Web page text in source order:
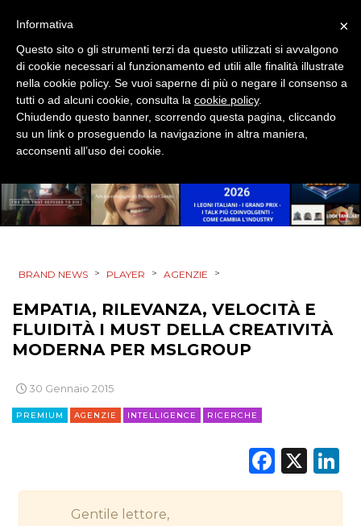
DESIGN
EVENTI
MOBILE
PUNTI VENDITA
CSR
STRATEGIE
EDITORIA
BRAND NEWS > PLAYER > AGENZIE >
EMPATIA, RILEVANZA, VELOCITÀ E
FLUIDITÀ I MUST DELLA CREATIVITÀ
MODERNA PER MSLGROUP
30 Gennaio 2015
PREMIUM AGENZIE INTELLIGENCE RICERCHE
X
Gentile lettore,
×
Informativa
Questo sito o gli strumenti terzi da questo utilizzati si avvalgono
di cookie necessari al funzionamento ed utili alle finalità illustrate
nella cookie policy. Se vuoi saperne di più o negare il consenso a
tutti o ad alcuni cookie, consulta la cookie policy.
Chiudendo questo banner, scorrendo questa pagina, cliccando
su un link o proseguendo la navigazione in altra maniera,
acconsenti all’uso dei cookie.